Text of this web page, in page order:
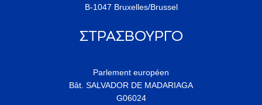
B-1047 Bruxelles/Brussel
ΣΤΡΑΣΒΟΥΡΓΟ
Parlement européen
Bât. SALVADOR DE MADARIAGA
G06024